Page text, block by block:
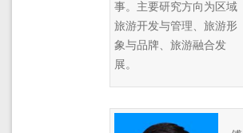
事。主要研究方向为区域
旅游开发与管理、旅游形
象与品牌、旅游融合发
展。